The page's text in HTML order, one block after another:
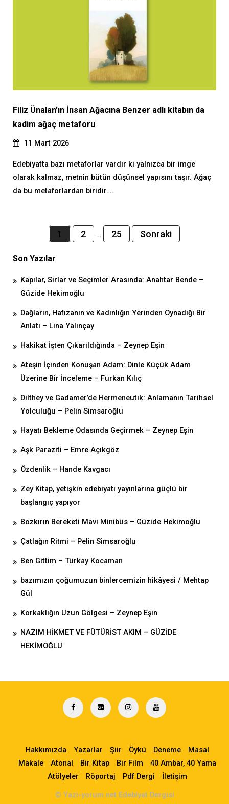
Filiz Ünalan’ın İnsan Ağacına Benzer adlı kitabın da
kadim ağaç metaforu
11 Mart 2026
Edebiyatta bazı metaforlar vardır ki yalnızca bir imge
olarak kalmaz, metnin bütün düşünsel yapısını taşır. Ağaç
da bu metaforlardan biridir….
Yazı
dolaşımı
1 2 … 25 Sonraki
Son Yazılar
Kapılar, Sırlar ve Seçimler Arasında: Anahtar Bende –
Güzide Hekimoğlu
Dağların, Hafızanın ve Kadınlığın Yerinden Oynadığı Bir
Anlatı – Lina Yalınçay
Hakikat İşten Çıkarıldığında – Zeynep Eşin
Ateşin İçinden Konuşan Adam: Dinle Küçük Adam
Üzerine Bir İnceleme – Furkan Kılıç
Dilthey ve Gadamer’de Hermeneutik: Anlamanın Tarihsel
Yolculuğu – Pelin Simsaroğlu
Hayatı Bekleme Odasında Geçirmek – Zeynep Eşin
Aşk Paraziti – Emre Açıkgöz
Özdenlik – Hande Kavgacı
Zey Kitap, yetişkin edebiyatı yayınlarına güçlü bir
başlangıç yapıyor
Bozkırın Bereketi Mavi Minibüs – Güzide Hekimoğlu
Çatlağın Ritmi – Pelin Simsaroğlu
Ben Gittim – Türkay Kocaman
bazımızın çoğumuzun binlercemizin hikâyesi / Mehtap
Gül
Korkaklığın Uzun Gölgesi – Zeynep Eşin
NAZIM HİKMET VE FÜTÜRİST AKIM – GÜZİDE
HEKİMOĞLU
Hakkımızda Yazarlar Şiir Öykü Deneme
Masal
Makale
Atonal Bir Kitap Bir Film
40 Ambar, 40 Yama
Atölyeler
Röportaj Pdf Dergi İletişim
© Yazi-yorum.net Edebiyat Dergisi